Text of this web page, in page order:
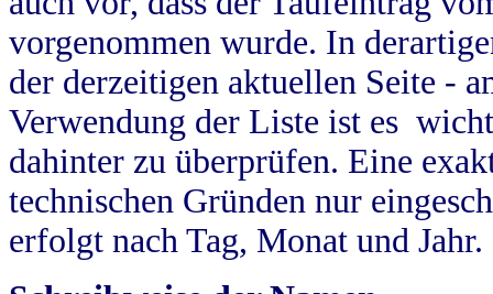
vorgenommen wurde. In
der derzeitigen aktuellen Seite -
Verwendung der Liste ist es
dahinter zu überprüfen. Eine
technischen Gründen nur
erfolgt nach Tag, Monat und Jahr.